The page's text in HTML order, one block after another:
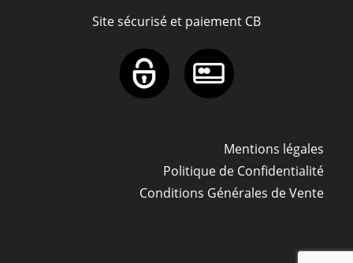
Site sécurisé et paiement CB
Mentions légales
Politique de Confidentialité
Conditions Générales de Vente